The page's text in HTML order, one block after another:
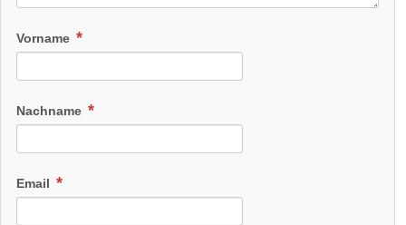
Vorname
Nachname
Email